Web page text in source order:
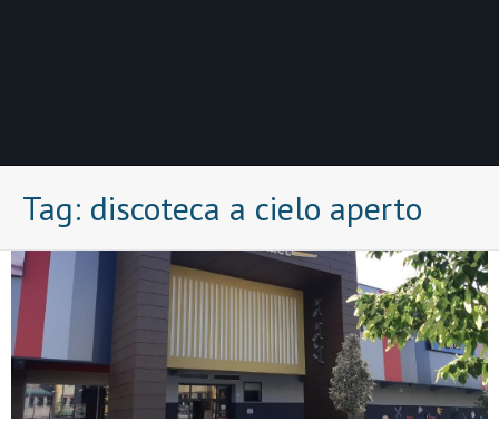
Tag: discoteca a cielo aperto